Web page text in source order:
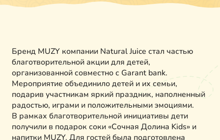
Бренд MUZY компании Natural Juice стал частью
благотворительной акции для детей,
организованной совместно с Garant bank.
Мероприятие объединило детей и их семьи,
подарив участникам яркий праздник, наполненный
радостью, играми и положительными эмоциями.
В рамках благотворительной инициативы дети
получили в подарок соки «Сочная Долина Kids» и
напитки MUZY. Для гостей была подготовлена